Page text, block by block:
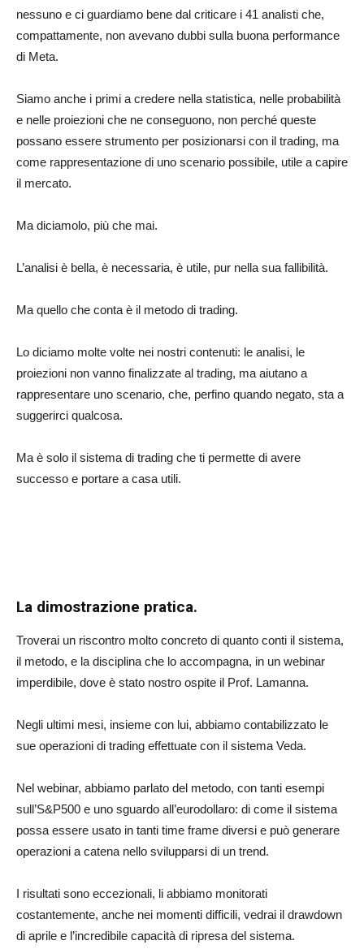
nessuno e ci guardiamo bene dal criticare i 41 analisti che,
compattamente, non avevano dubbi sulla buona performance
di Meta.
Siamo anche i primi a credere nella statistica, nelle probabilità
e nelle proiezioni che ne conseguono, non perché queste
possano essere strumento per posizionarsi con il trading, ma
come rappresentazione di uno scenario possibile, utile a capire
il mercato.
Ma diciamolo, più che mai.
L’analisi è bella, è necessaria, è utile, pur nella sua fallibilità.
Ma quello che conta è il metodo di trading.
Lo diciamo molte volte nei nostri contenuti: le analisi, le
proiezioni non vanno finalizzate al trading, ma aiutano a
rappresentare uno scenario, che, perfino quando negato, sta a
suggerirci qualcosa.
Ma è solo il sistema di trading che ti permette di avere
successo e portare a casa utili.
La dimostrazione pratica.
Troverai un riscontro molto concreto di quanto conti il sistema,
il metodo, e la disciplina che lo accompagna, in un webinar
imperdibile, dove è stato nostro ospite il Prof. Lamanna.
Negli ultimi mesi, insieme con lui, abbiamo contabilizzato le
sue operazioni di trading effettuate con il sistema Veda.
Nel webinar, abbiamo parlato del metodo, con tanti esempi
sull’S&P500 e uno sguardo all’eurodollaro: di come il sistema
possa essere usato in tanti time frame diversi e può generare
operazioni a catena nello svilupparsi di un trend.
I risultati sono eccezionali, li abbiamo monitorati
costantemente, anche nei momenti difficili, vedrai il drawdown
di aprile e l’incredibile capacità di ripresa del sistema.